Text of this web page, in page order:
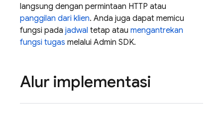
langsung dengan permintaan HTTP atau
panggilan dari klien. Anda juga dapat memicu
fungsi pada jadwal tetap atau mengantrekan
fungsi tugas melalui Admin SDK.
Alur implementasi